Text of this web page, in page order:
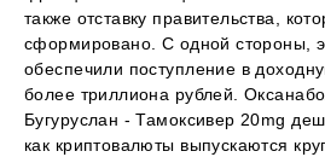
также отставку правительства,
сформировано. С одной стороны,
обеспечили поступление в
более триллиона рублей.
Бугуруслан - Тамоксивер 20mg
как криптовалюты выпускаются